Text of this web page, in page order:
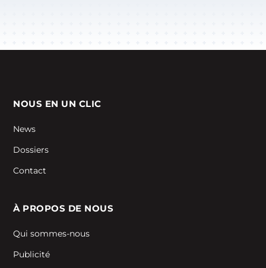
NOUS EN UN CLIC
News
Dossiers
Contact
À PROPOS DE NOUS
Qui sommes-nous
Publicité